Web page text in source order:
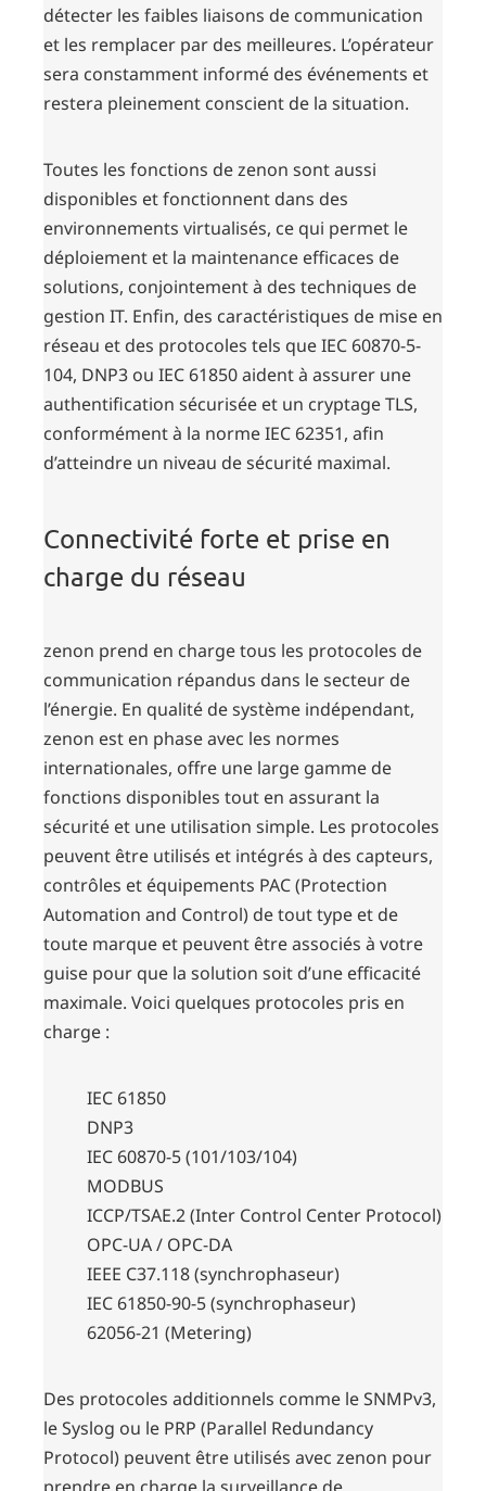
détecter les faibles liaisons de communication
et les remplacer par des meilleures. L’opérateur
sera constamment informé des événements et
restera pleinement conscient de la situation.
Toutes les fonctions de zenon sont aussi
disponibles et fonctionnent dans des
environnements virtualisés, ce qui permet le
déploiement et la maintenance efficaces de
solutions, conjointement à des techniques de
gestion IT. Enfin, des caractéristiques de mise en
réseau et des protocoles tels que IEC 60870-5-
104, DNP3 ou IEC 61850 aident à assurer une
authentification sécurisée et un cryptage TLS,
conformément à la norme IEC 62351, afin
d’atteindre un niveau de sécurité maximal.
Connectivité forte et prise en
charge du réseau
zenon prend en charge tous les protocoles de
communication répandus dans le secteur de
l’énergie. En qualité de système indépendant,
zenon est en phase avec les normes
internationales, offre une large gamme de
fonctions disponibles tout en assurant la
sécurité et une utilisation simple. Les protocoles
peuvent être utilisés et intégrés à des capteurs,
contrôles et équipements PAC (Protection
Automation and Control) de tout type et de
toute marque et peuvent être associés à votre
guise pour que la solution soit d’une efficacité
maximale. Voici quelques protocoles pris en
charge :
IEC 61850
DNP3
IEC 60870-5 (101/103/104)
MODBUS
ICCP/TSAE.2 (Inter Control Center Protocol)
OPC-UA / OPC-DA
IEEE C37.118 (synchrophaseur)
IEC 61850-90-5 (synchrophaseur)
62056-21 (Metering)
Des protocoles additionnels comme le SNMPv3,
le Syslog ou le PRP (Parallel Redundancy
Protocol) peuvent être utilisés avec zenon pour